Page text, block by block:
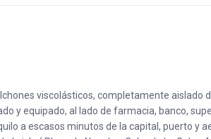
viscolásticos, completamente aislado
y equipado, al lado de farmacia, banco,
a escasos minutos de la capital, puerto y